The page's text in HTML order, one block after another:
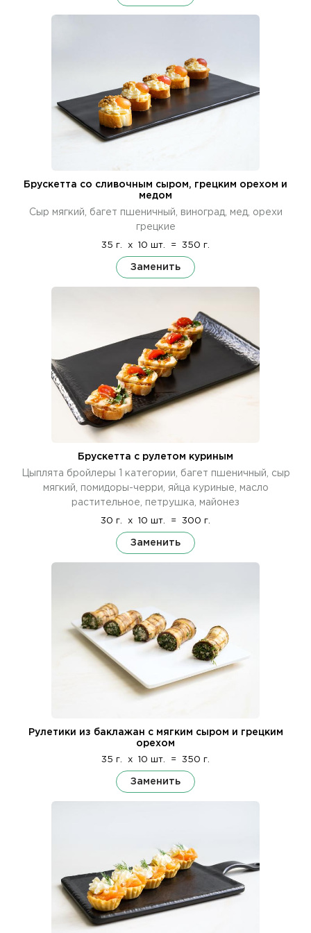
Брускетта со сливочным сыром, грецким орехом и
медом
Сыр мягкий, багет пшеничный, виноград, мед, орехи
грецкие
35 г. x 10 шт. = 350 г.
Заменить
Брускетта с рулетом куриным
Цыплята бройлеры 1 категории, багет пшеничный, сыр
мягкий, помидоры-черри, яйца куриные, масло
растительное, петрушка, майонез
30 г. x 10 шт. = 300 г.
Заменить
Рулетики из баклажан с мягким сыром и грецким
орехом
35 г. x 10 шт. = 350 г.
Заменить